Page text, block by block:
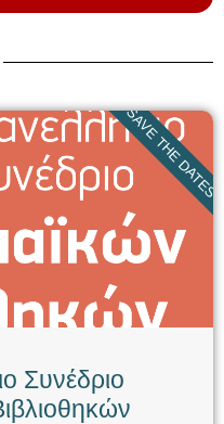
Συνέδριο
SAVE THE DATES